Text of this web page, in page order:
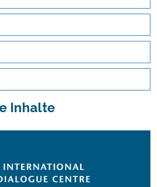
Inhalte